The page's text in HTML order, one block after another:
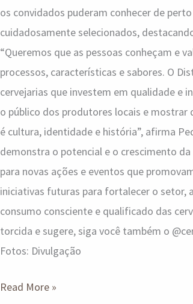
os convidados puderam conhecer de
cuidadosamente selecionados,
“Queremos que as pessoas conheçam e
processos, características e sabores. O
cervejarias que investem em qualidade e
o público dos produtores locais e mostrar
é cultura, identidade e história”, afirma
demonstra o potencial e o crescimento
para novas ações e eventos que
iniciativas futuras para fortalecer o setor,
consumo consciente e qualificado das
torcida e sugere, siga você também o
Fotos: Divulgação
Read More »